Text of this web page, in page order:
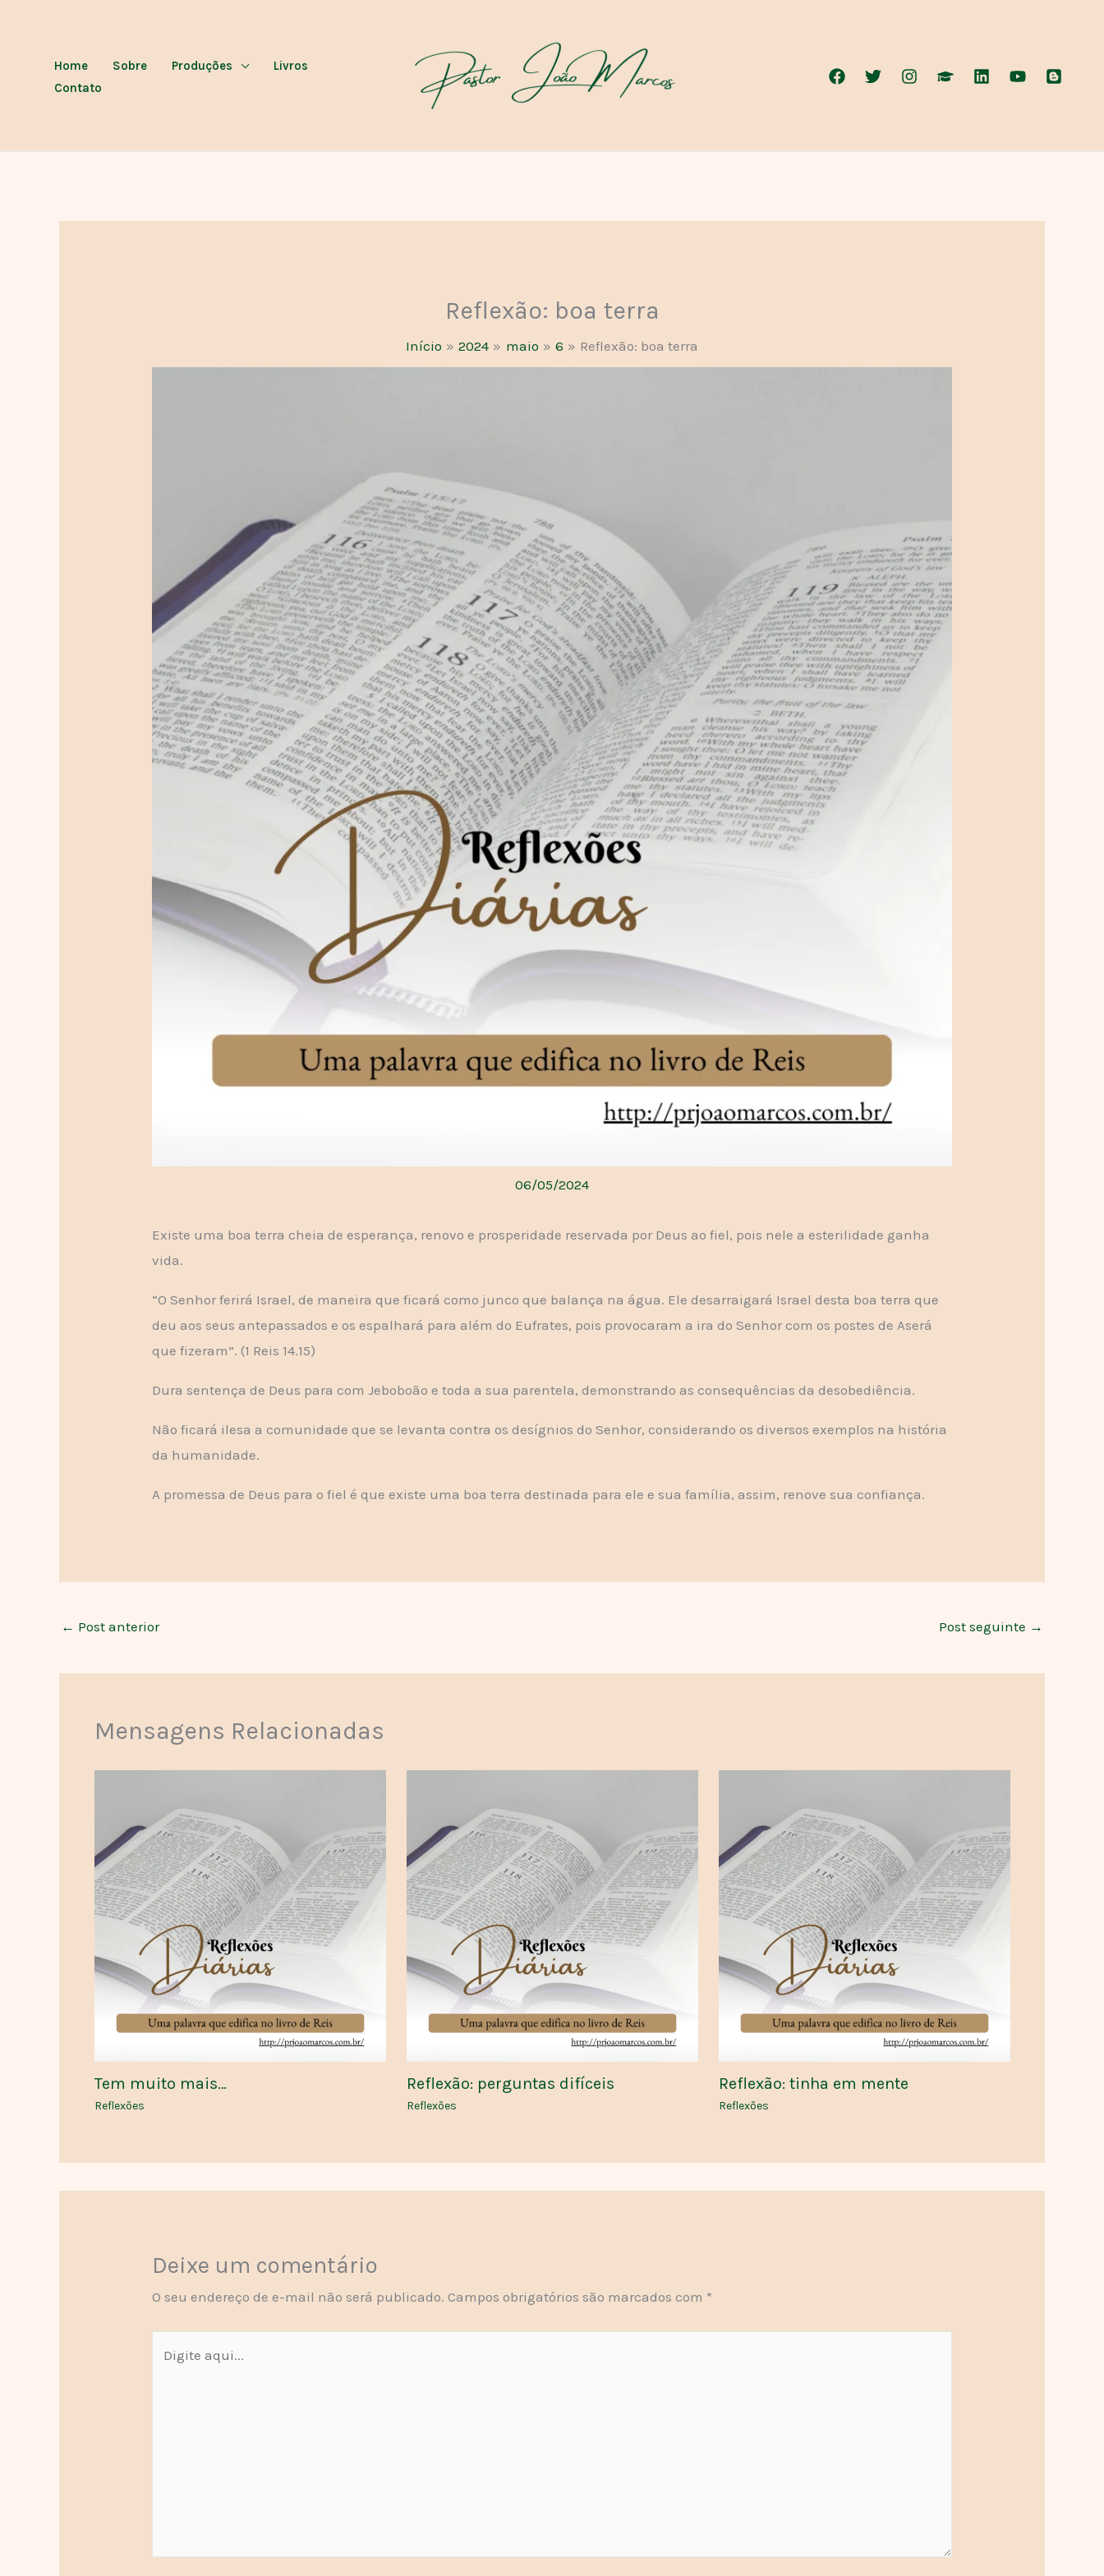
conteúdo
Home Sobre Produções
Livros
Contato
Reflexão: boa terra
Início 2024 maio 6 Reflexão: boa terra
06/05/2024
Existe uma boa terra cheia de esperança, renovo e prosperidade reservada por Deus ao fiel, pois nele a esterilidade ganha
vida.
“O Senhor ferirá Israel, de maneira que ficará como junco que balança na água. Ele desarraigará Israel desta boa terra que
deu aos seus antepassados e os espalhará para além do Eufrates, pois provocaram a ira do Senhor com os postes de Aserá
que fizeram”. (1 Reis 14.15)
Dura sentença de Deus para com Jeboboão e toda a sua parentela, demonstrando as consequências da desobediência.
Não ficará ilesa a comunidade que se levanta contra os desígnios do Senhor, considerando os diversos exemplos na história
da humanidade.
A promessa de Deus para o fiel é que existe uma boa terra destinada para ele e sua família, assim, renove sua confiança.
← Post anterior Post seguinte →
Mensagens Relacionadas
Tem muito mais…
Reflexões
Reflexão: perguntas difíceis
Reflexões
Reflexão: tinha em mente
Reflexões
Deixe um comentário
O seu endereço de e-mail não será publicado. Campos obrigatórios são marcados com *
aqui...